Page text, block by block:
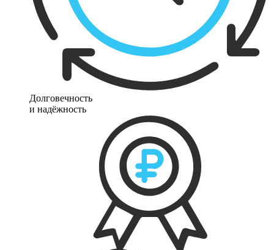
Долговечность
и надёжность